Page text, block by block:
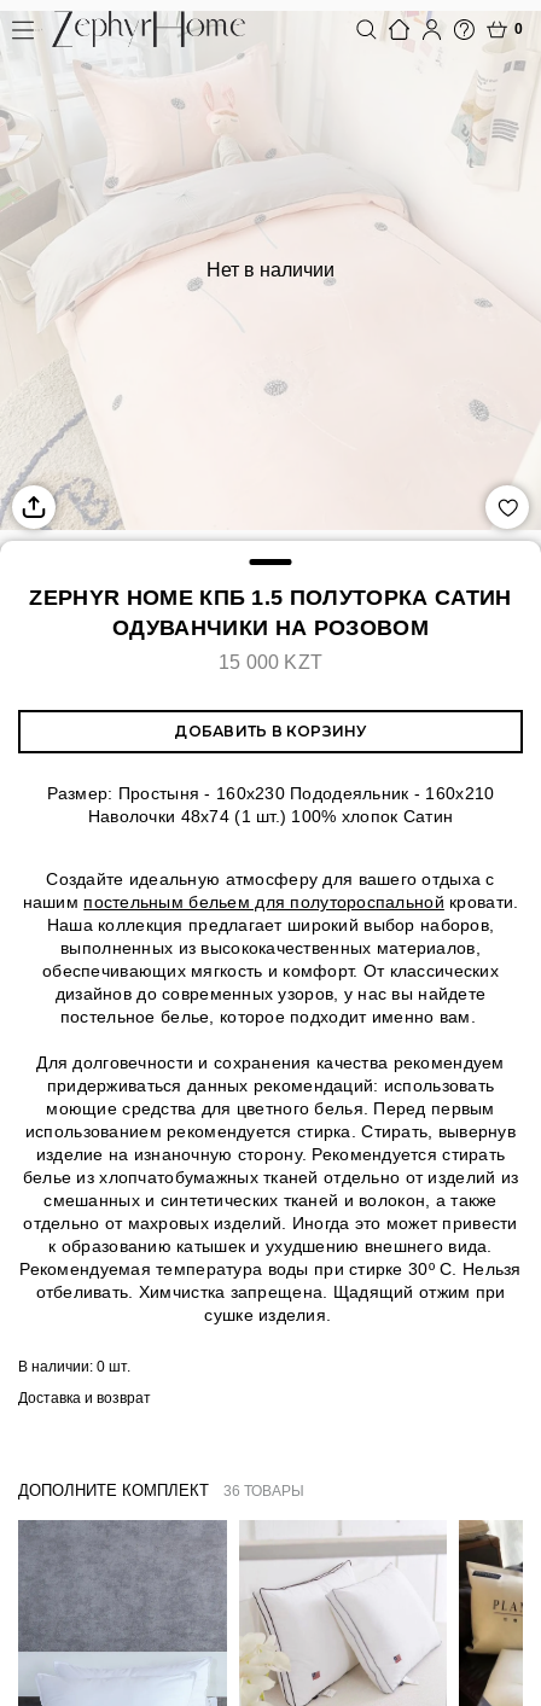
0
Нет в наличии
ZEPHYR HOME КПБ 1.5 ПОЛУТОРКА САТИН
ОДУВАНЧИКИ НА РОЗОВОМ
15 000 KZT
ДОБАВИТЬ В КОРЗИНУ
Размер: Простыня - 160х230 Пододеяльник - 160х210
Наволочки 48х74 (1 шт.) 100% хлопок Сатин
Создайте идеальную атмосферу для вашего отдыха с
нашим постельным бельем для полутороспальной кровати.
Наша коллекция предлагает широкий выбор наборов,
выполненных из высококачественных материалов,
обеспечивающих мягкость и комфорт. От классических
дизайнов до современных узоров, у нас вы найдете
постельное белье, которое подходит именно вам.
Для долговечности и сохранения качества рекомендуем
придерживаться данных рекомендаций: использовать
моющие средства для цветного белья. Перед первым
использованием рекомендуется стирка. Стирать, вывернув
изделие на изнаночную сторону. Рекомендуется стирать
белье из хлопчатобумажных тканей отдельно от изделий из
смешанных и синтетических тканей и волокон, а также
отдельно от махровых изделий. Иногда это может привести
к образованию катышек и ухудшению внешнего вида.
Рекомендуемая температура воды при стирке 30º C. Нельзя
отбеливать. Химчистка запрещена. Щадящий отжим при
сушке изделия.
В наличии: 0 шт.
Доставка и возврат
ДОПОЛНИТЕ КОМПЛЕКТ 36 ТОВАРЫ